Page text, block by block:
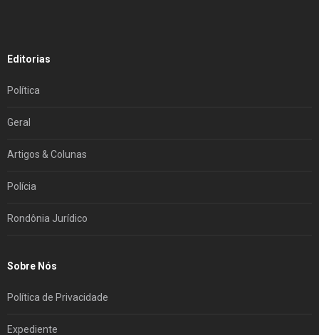
Editorias
Política
Geral
Artigos & Colunas
Polícia
Rondônia Jurídico
Sobre Nós
Política de Privacidade
Expediente